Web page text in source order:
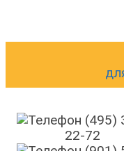
(495)
22-72